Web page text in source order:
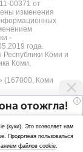
00371 от
изменения
-
года.
Коми и
Коми,
(167000, Коми
i
отожгла!
Политика
(куки). Это позволяет нам
Продолжая пользоваться
файлов cookie.